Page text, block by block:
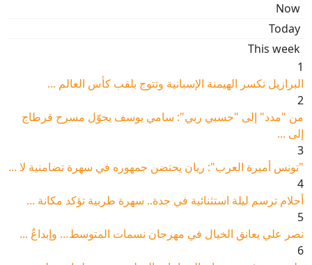
Now
Today
This week
1
البرازيل تكسر الهيمنة الإسبانية وتتوج بلقب كأس العالم ...
2
من "مدد" إلى "حسبي ربي": سامي يوسف يحوّل مسرح قرطاج
إلى ...
3
"تونس أميرة العرب": ريان يحتضن جمهوره في سهرة تضامنية لا ...
4
أحلام ترسم ليلة استثنائية في جدة.. سهرة طربية تؤكد مكانة ...
5
نصر علي يعانق الخيال في مهرجان نسمات المتوسط… وإبداعٌ ...
6